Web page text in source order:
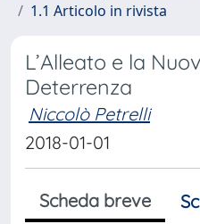
1.1 Articolo in rivista
L’Alleato e la
Deterrenza
Niccolò Petrelli
2018-01-01
Scheda breve